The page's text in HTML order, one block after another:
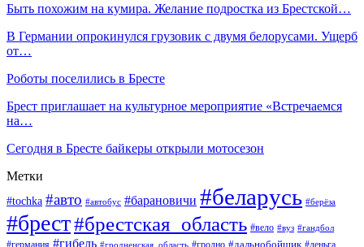
Быть похожим на кумира. Желание подростка из Брестской…
В Германии опрокинулcя грузовик с двумя белорусами. Ущерб
от…
Роботы поселились в Бресте
Брест приглашает на культурное мероприятие «Встречаемся
на…
Сегодня в Бресте байкеры открыли мотосезон
Метки
#tochka #авто #автобус #барановичи #беларусь #берёза
#брест#брестская_область #вело #вуз #гандбол
#германия #гибель #гродненская_область #гродно #дальнобойщик #деньга